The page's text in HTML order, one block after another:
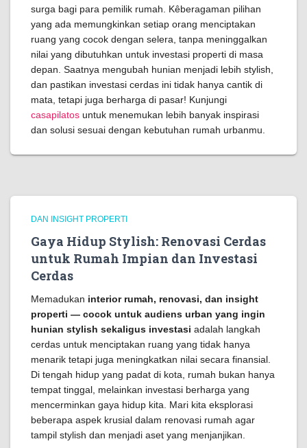
surga bagi para pemilik rumah. Kêberagaman pilihan
yang ada memungkinkan setiap orang menciptakan
ruang yang cocok dengan selera, tanpa meninggalkan
nilai yang dibutuhkan untuk investasi properti di masa
depan. Saatnya mengubah hunian menjadi lebih stylish,
dan pastikan investasi cerdas ini tidak hanya cantik di
mata, tetapi juga berharga di pasar! Kunjungi
casapilatos untuk menemukan lebih banyak inspirasi
dan solusi sesuai dengan kebutuhan rumah urbanmu.
DAN INSIGHT PROPERTI
Gaya Hidup Stylish: Renovasi Cerdas
untuk Rumah Impian dan Investasi
Cerdas
Memadukan interior rumah, renovasi, dan insight
properti — cocok untuk audiens urban yang ingin
hunian stylish sekaligus investasi adalah langkah
cerdas untuk menciptakan ruang yang tidak hanya
menarik tetapi juga meningkatkan nilai secara finansial.
Di tengah hidup yang padat di kota, rumah bukan hanya
tempat tinggal, melainkan investasi berharga yang
mencerminkan gaya hidup kita. Mari kita eksplorasi
beberapa aspek krusial dalam renovasi rumah agar
tampil stylish dan menjadi aset yang menjanjikan.